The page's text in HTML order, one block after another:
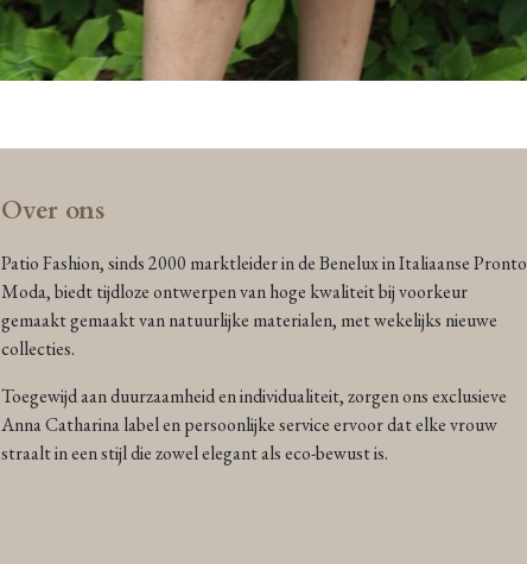
Over ons
Patio Fashion, sinds 2000 marktleider in de Benelux in Italiaanse Pronto
Moda, biedt tijdloze ontwerpen van hoge kwaliteit bij voorkeur
gemaakt gemaakt van natuurlijke materialen, met wekelijks nieuwe
collecties.
Toegewijd aan duurzaamheid en individualiteit, zorgen ons exclusieve
Anna Catharina label en persoonlijke service ervoor dat elke vrouw
straalt in een stijl die zowel elegant als eco-bewust is.